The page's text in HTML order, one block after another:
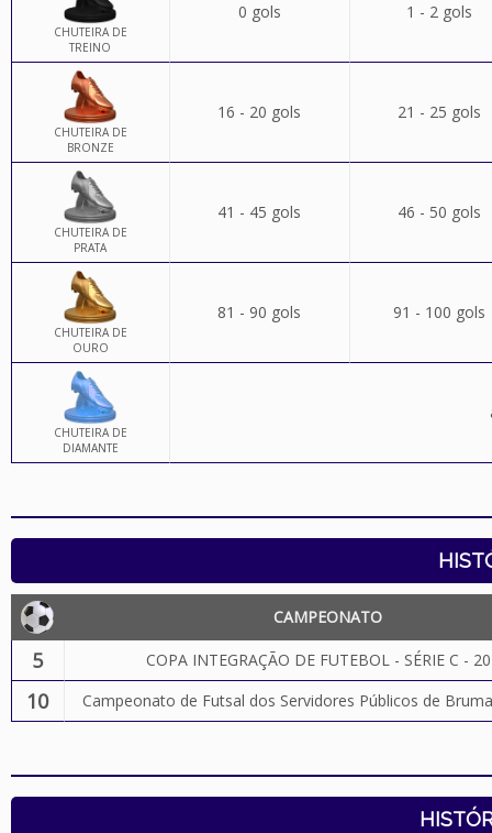
CHUTEIRA DE
TREINO
0 gols 1 - 2 gols
CHUTEIRA DE
BRONZE
16 - 20 gols 21 - 25 gols
CHUTEIRA DE
PRATA
41 - 45 gols 46 - 50 gols
CHUTEIRA DE
OURO
81 - 90 gols 91 - 100 gols
CHUTEIRA DE
DIAMANTE
CAMPEONATO
5 COPA INTEGRAÇÃO DE FUTEBOL - SÉRIE C -
10 Campeonato de Futsal dos Servidores Públicos de